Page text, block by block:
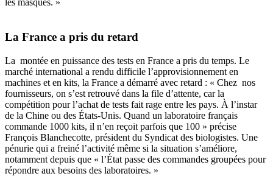
les masques. »
La France a pris du retard
La montée en puissance des tests en France a pris du temps. Le
marché international a rendu difficile l’approvisionnement en
machines et en kits, la France a démarré avec retard : « Chez nos
fournisseurs, on s’est retrouvé dans la file d’attente, car la
compétition pour l’achat de tests fait rage entre les pays. À l’instar
de la Chine ou des États-Unis. Quand un laboratoire français
commande 1000 kits, il n’en reçoit parfois que 100 » précise
François Blanchecotte, président du Syndicat des biologistes. Une
pénurie qui a freiné l’activité même si la situation s’améliore,
notamment depuis que « l’État passe des commandes groupées pour
répondre aux besoins des laboratoires. »